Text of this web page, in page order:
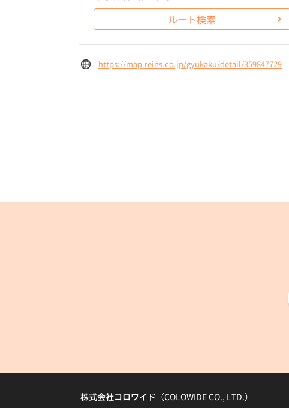
ルート検索
https://map.reins.co.jp/gyukaku/detail/359847729
株式会社コロワイド （COLOWIDE CO., LTD.）